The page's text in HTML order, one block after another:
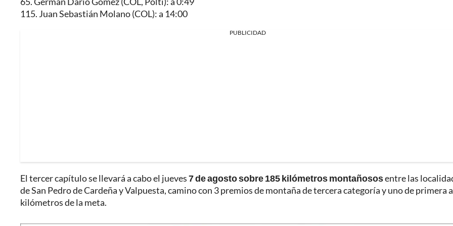
115. Juan Sebastián Molano (COL): a 14:00
PUBLICIDAD
El tercer capítulo se llevará a cabo el jueves7 de agosto sobre 185 kilómetros montañososentre las
de San Pedro de Cardeña y Valpuesta, camino con 3 premios de montaña de tercera categoría y uno de primera
kilómetros de la meta.